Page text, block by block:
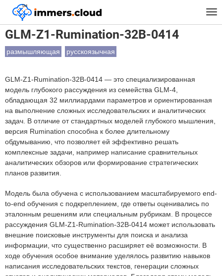
™
Главная Модели GLM-Z1-Rumination-32B-0414
GLM-Z1-Rumination-32B-0414
размышляющая русскоязычная
GLM-Z1-Rumination-32B-0414 — это специализированная
модель глубокого рассуждения из семейства GLM-4,
обладающая 32 миллиардами параметров и ориентированная
на выполнение сложных исследовательских и аналитических
задач. В отличие от стандартных моделей глубокого мышления,
версия Rumination способна к более длительному
обдумыванию, что позволяет ей эффективно решать
комплексные задачи, например написание сравнительных
аналитических обзоров или формирование стратегических
планов развития.
Модель была обучена с использованием масштабируемого end-
to-end обучения с подкреплением, где ответы оценивались по
эталонным решениям или специальным рубрикам. В процессе
рассуждения GLM-Z1-Rumination-32B-0414 может использовать
внешние поисковые инструменты для поиска и анализа
информации, что существенно расширяет её возможности. В
ходе обучения особое внимание уделялось развитию навыков
написания исследовательских текстов, генерации сложных